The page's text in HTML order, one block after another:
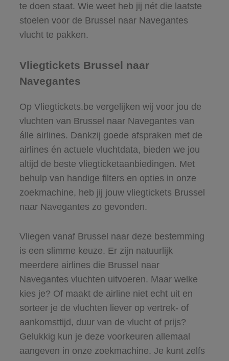
te doen staat. Wie weet heb jij nét die laatste
stoelen voor de Brussel naar Navegantes
vlucht te pakken.
Vliegtickets Brussel naar
Navegantes
Op Vliegtickets.be vergelijken wij voor jou de
vluchten van Brussel naar Navegantes van
álle airlines. Dankzij goede afspraken met de
airlines én actuele vluchtdata, bieden we jou
altijd de beste vliegticketaanbiedingen. Met
behulp van handige filters en opties in onze
zoekmachine, heb jij jouw vliegtickets Brussel
naar Navegantes zo gevonden.
Vliegen vanaf Brussel naar deze bestemming
is een slimme keuze. Er zijn natuurlijk
meerdere airlines die Brussel naar
Navegantes vluchten uitvoeren. Maar welke
kies je? Of maakt de airline niet echt uit en
sorteer je de vluchten liever op vertrek- of
aankomsttijd, duur van de vlucht of prijs?
Gelukkig kun je deze voorkeuren allemaal
aangeven in onze zoekmachine. Je kunt zelfs